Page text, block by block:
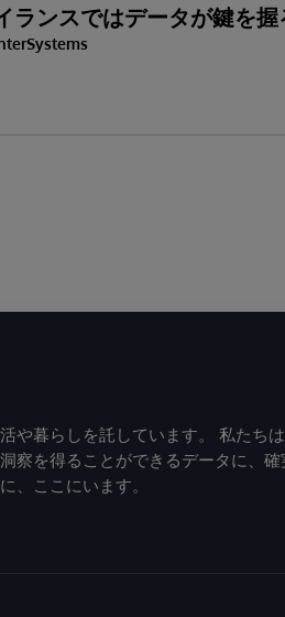
ランスではデータが鍵を握
や暮らしを託しています。 私たちは
察を得ることができるデータに、確
、ここにいます。